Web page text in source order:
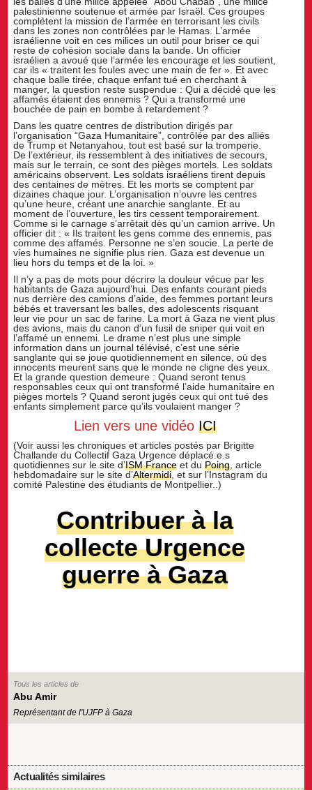
palestinienne soutenue et armée par Israël. Ces groupes
complètent la mission de l’armée en terrorisant les civils
dans les zones non contrôlées par le Hamas. L’armée
israélienne voit en ces milices un outil pour briser ce qui
reste de cohésion sociale dans la bande. Un officier
israélien a avoué que l’armée les encourage et les soutient,
car ils « traitent les foules avec une main de fer ». Et avec
chaque balle tirée, chaque enfant tué en cherchant à
manger, la question reste suspendue : Qui a décidé que les
affamés étaient des ennemis ? Qui a transformé une
bouchée de pain en bombe à retardement ?
Dans les quatre centres de distribution dirigés par
l’organisation “Gaza Humanitaire”, contrôlée par des alliés
de Trump et Netanyahou, tout est basé sur la tromperie.
De l’extérieur, ils ressemblent à des initiatives de secours,
mais sur le terrain, ce sont des pièges mortels. Les soldats
américains observent. Les soldats israéliens tirent depuis
des centaines de mètres. Et les morts se comptent par
dizaines chaque jour. L’organisation n’ouvre les centres
qu’une heure, créant une anarchie sanglante. Et au
moment de l’ouverture, les tirs cessent temporairement.
Comme si le carnage s’arrêtait dès qu’un camion arrive. Un
officier dit : « Ils traitent les gens comme des ennemis, pas
comme des affamés. Personne ne s’en soucie. La perte de
vies humaines ne signifie plus rien. Gaza est devenue un
lieu hors du temps et de la loi. »
Il n’y a pas de mots pour décrire la douleur vécue par les
habitants de Gaza aujourd’hui. Des enfants courant pieds
nus derrière des camions d’aide, des femmes portant leurs
bébés et traversant les balles, des adolescents risquant
leur vie pour un sac de farine. La mort à Gaza ne vient plus
des avions, mais du canon d’un fusil de sniper qui voit en
l’affamé un ennemi. Le drame n’est plus une simple
information dans un journal télévisé, c’est une série
sanglante qui se joue quotidiennement en silence, où des
innocents meurent sans que le monde ne cligne des yeux.
Et la grande question demeure : Quand seront tenus
responsables ceux qui ont transformé l’aide humanitaire en
pièges mortels ? Quand seront jugés ceux qui ont tué des
enfants simplement parce qu’ils voulaient manger ?
Lien vers une vidéo ICI
(Voir aussi les chroniques et articles postés par Brigitte
Challande du Collectif Gaza Urgence déplacé.e.s
quotidiennes sur le site d’ISM France et duPoing , article
hebdomadaire sur le site d’Altermidi , et sur l’Instagram du
comité Palestine des étudiants de Montpellier..)
Contribuer à la
collecte Urgence
guerre à Gaza
Tous les articles de
Abu Amir
Représentant de l'UJFP à Gaza
Actualités similaires